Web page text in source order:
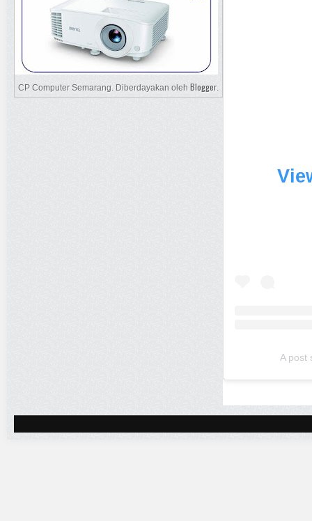
A post
CP Computer Semarang. Diberdayakan oleh Blogger.